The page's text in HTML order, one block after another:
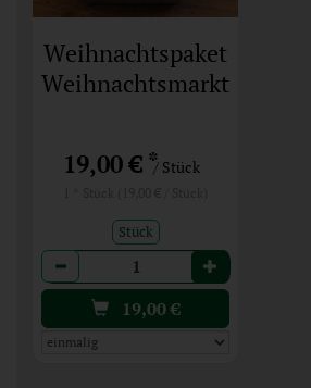
Weihnachtspaket
Weihnachtsmarkt
19,00 €*/ Stück
Stück
Anzahl
19,00€